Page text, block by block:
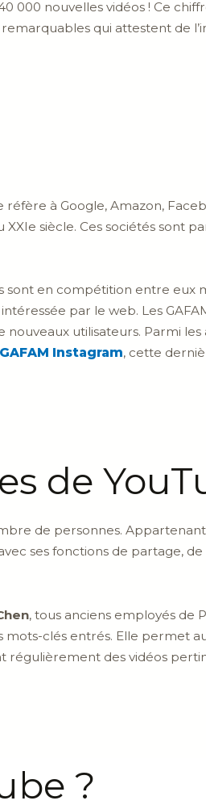
000 nouvelles vidéos ! Ce
qui attestent de
à Google, Amazon,
siècle. Ces sociétés sont
sont en compétition entre eux
par le web. Les
utilisateurs. Parmi les
GAFAM Instagram, cette
de
de personnes.
ses fonctions de partage,
, tous anciens employés de
clés entrés. Elle permet
régulièrement des vidéos
?